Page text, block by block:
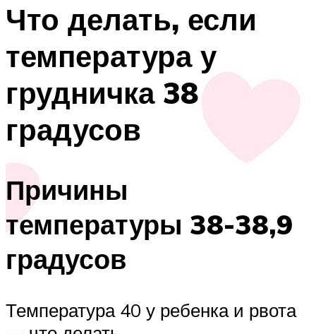
Что делать, если
температура у
грудничка 38
градусов
Причины
температуры 38-38,9
градусов
Температура 40 у ребенка и рвота